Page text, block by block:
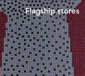
Flagship stores